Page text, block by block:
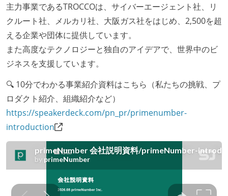
主力事業であるTROCCOは、サイバーエージェント社、リ
クルート社、メルカリ社、大阪ガス社をはじめ、2,500を超
える企業や団体に提供しています。
また高度なテクノロジーと独自のアイデアで、世界中のビ
ジネスを支援しています。
🔍 10分でわかる事業紹介資料はこちら（私たちの挑戦、プ
ロダクト紹介、組織紹介など）
https://speakerdeck.com/pn_pr/primenumber-
introduction